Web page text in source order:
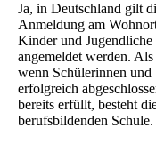
Ja, in Deutschland gilt
Anmeldung am
Kinder und
angemeldet werden.
wenn Schülerinnen
erfolgreich
bereits erfüllt, besteht
berufsbildenden Schule.